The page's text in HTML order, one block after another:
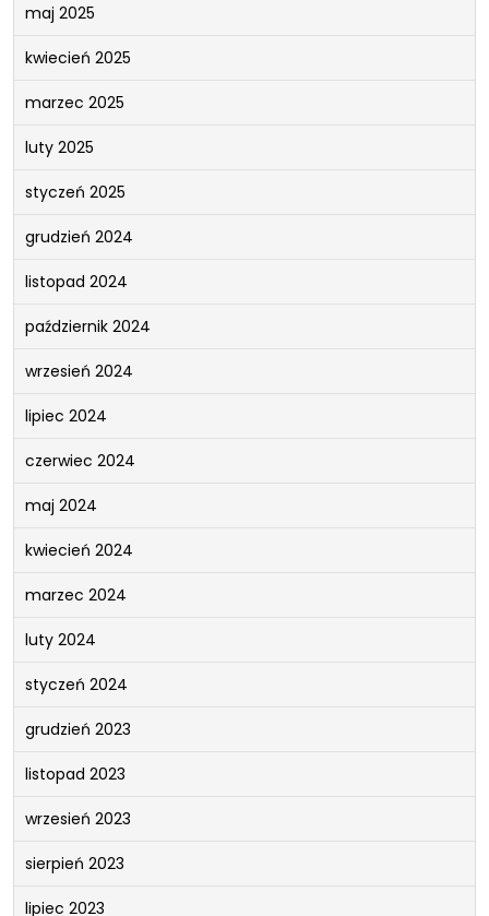
maj 2025
kwiecień 2025
marzec 2025
luty 2025
styczeń 2025
grudzień 2024
listopad 2024
październik 2024
wrzesień 2024
lipiec 2024
czerwiec 2024
maj 2024
kwiecień 2024
marzec 2024
luty 2024
styczeń 2024
grudzień 2023
listopad 2023
wrzesień 2023
sierpień 2023
lipiec 2023